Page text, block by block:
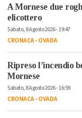
A Mornese due
elicottero
Sabato, 8 Agosto 2026 - 19:47
CRONACA-OVADA
Ripreso l’incendio
Mornese
Sabato, 8 Agosto 2026 - 16:59
CRONACA-OVADA